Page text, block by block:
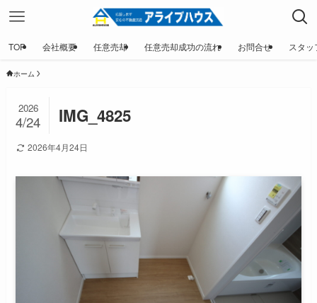
TOP 会社概要 任意売却 任意売却成功の流れ お問合せ スタ
ホーム
IMG_4825
2026
4/24
2026年4月24日